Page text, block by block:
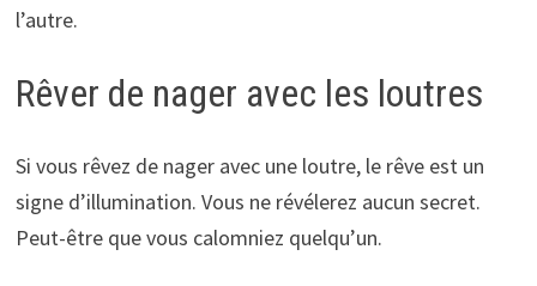
l’autre.
Rêver de nager avec les loutres
Si vous rêvez de nager avec une loutre, le rêve est un
signe d’illumination. Vous ne révélerez aucun secret.
Peut-être que vous calomniez quelqu’un.